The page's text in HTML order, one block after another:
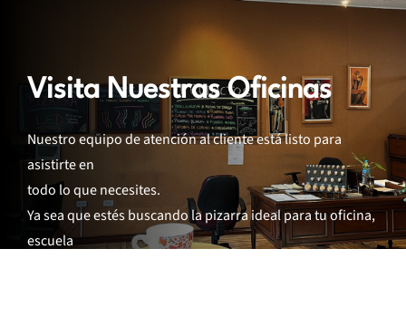
Visita Nuestras Oficinas
Nuestro equipo de atención al cliente está listo para
asistirte en
todo lo que necesites.
Ya sea que estés buscando la pizarra ideal para tu oficina,
escuela